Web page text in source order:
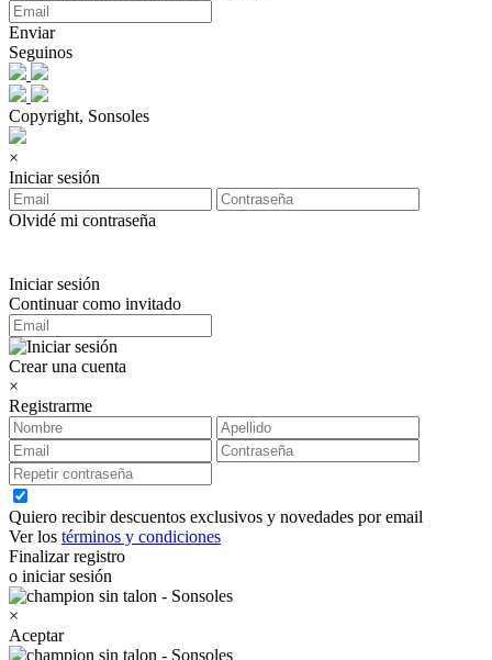
Enviar
Seguinos
Copyright, Sonsoles
×
Iniciar sesión
Olvidé mi contraseña
Iniciar sesión
Continuar como invitado
Crear una cuenta
×
Registrarme
Quiero recibir descuentos exclusivos y novedades por email
Ver los términos y condiciones
Finalizar registro
o iniciar sesión
×
Aceptar